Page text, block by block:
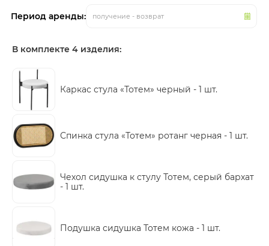
Период аренды: получение - возврат
В комплекте 4 изделия:
Каркас стула «Тотем» черный - 1 шт.
Спинка стула «Тотем» ротанг черная - 1 шт.
Чехол сидушка к стулу Тотем, серый бархат
- 1 шт.
Подушка сидушка Тотем кожа - 1 шт.